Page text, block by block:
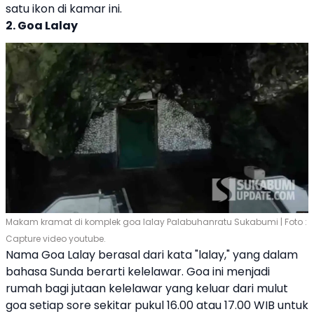
satu ikon di kamar ini.
2. Goa Lalay
Makam kramat di komplek goa lalay Palabuhanratu Sukabumi | Foto :
Capture video youtube.
Nama Goa Lalay berasal dari kata "lalay," yang dalam
bahasa Sunda berarti kelelawar. Goa ini menjadi
rumah bagi jutaan kelelawar yang keluar dari mulut
goa setiap sore sekitar pukul 16.00 atau 17.00 WIB untuk